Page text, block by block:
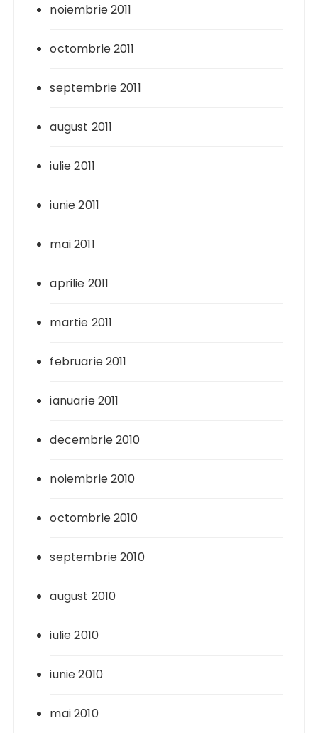
noiembrie 2011
octombrie 2011
septembrie 2011
august 2011
iulie 2011
iunie 2011
mai 2011
aprilie 2011
martie 2011
februarie 2011
ianuarie 2011
decembrie 2010
noiembrie 2010
octombrie 2010
septembrie 2010
august 2010
iulie 2010
iunie 2010
mai 2010